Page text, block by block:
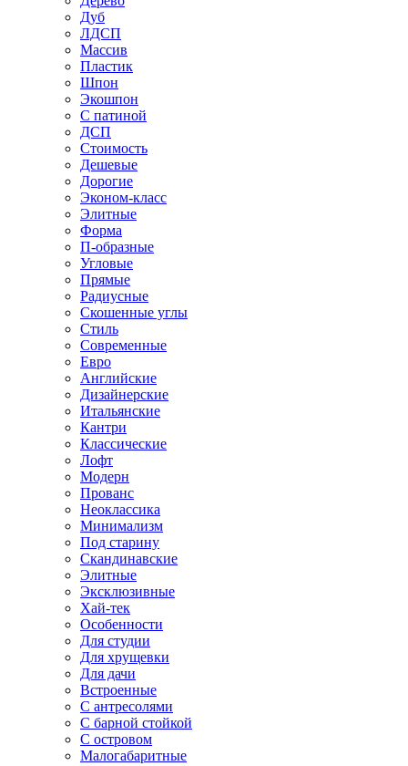
Дуб
ЛДСП
Массив
Пластик
Шпон
Экошпон
С патиной
ДСП
Стоимость
Дешевые
Дорогие
Эконом-класс
Элитные
Форма
П-образные
Угловые
Прямые
Радиусные
Скошенные углы
Стиль
Современные
Евро
Английские
Дизайнерские
Итальянские
Кантри
Классические
Лофт
Модерн
Прованс
Неоклассика
Минимализм
Под старину
Скандинавские
Элитные
Эксклюзивные
Хай-тек
Особенности
Для студии
Для хрущевки
Для дачи
Встроенные
С антресолями
С барной стойкой
С островом
Малогабаритные